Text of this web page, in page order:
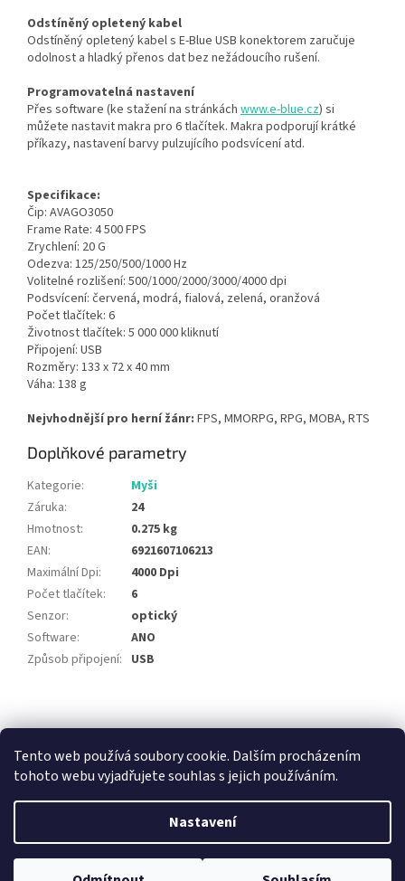
Tento web používá soubory cookie. Dalším procházením
tohoto webu vyjadřujete souhlas s jejich používáním.
Nastavení
Odstíněný opletený kabel
Odstíněný opletený kabel s E-Blue USB konektorem zaručuje
odolnost a hladký přenos dat bez nežádoucího rušení.
Programovatelná nastavení
Přes software (ke stažení na stránkách www.e-blue.cz) si
můžete nastavit makra pro 6 tlačítek. Makra podporují krátké
příkazy, nastavení barvy pulzujícího podsvícení atd.
Specifikace:
Čip: AVAGO3050
Frame Rate: 4 500 FPS
Zrychlení: 20 G
Odezva: 125/250/500/1000 Hz
Volitelné rozlišení: 500/1000/2000/3000/4000 dpi
Podsvícení: červená, modrá, fialová, zelená, oranžová
Počet tlačítek: 6
Životnost tlačítek: 5 000 000 kliknutí
Připojení: USB
Rozměry: 133 x 72 x 40 mm
Váha: 138 g
Nejvhodnější pro herní žánr: FPS, MMORPG, RPG, MOBA, RTS
Doplňkové parametry
Kategorie:
Myši
Záruka:
24
Hmotnost:
0.275 kg
EAN:
6921607106213
Maximální Dpi:
4000 Dpi
Počet tlačítek:
6
Senzor:
optický
Software:
ANO
Způsob připojení: USB
á
Vytvořil Shoptet